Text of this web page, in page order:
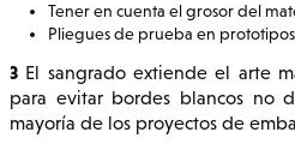
Tener en cuenta el grosor del
Pliegues de prueba en prototipos
3 El sangrado extiende el arte
para evitar bordes blancos no
mayoría de los proyectos de